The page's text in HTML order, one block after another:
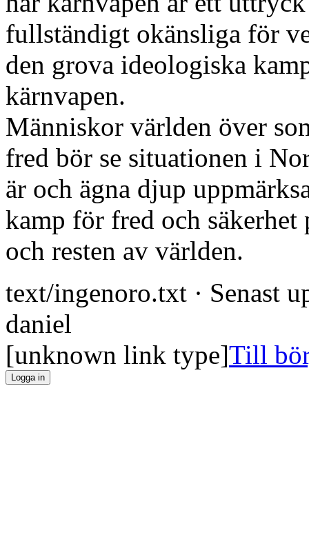
fullständigt okänsliga för
den grova ideologiska
kärnvapen.
Människor världen över
fred bör se situationen i
är och ägna djup
kamp för fred och
och resten av världen.
text/ingenoro.txt · Senast
daniel
[unknown link type]Till
Logga in